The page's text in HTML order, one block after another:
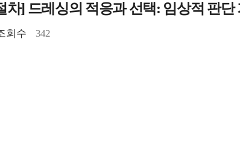
차] 드레싱의 적응과 선택: 임상적 판단
회수 342